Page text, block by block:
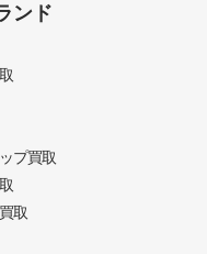
ンド
プ買取
取